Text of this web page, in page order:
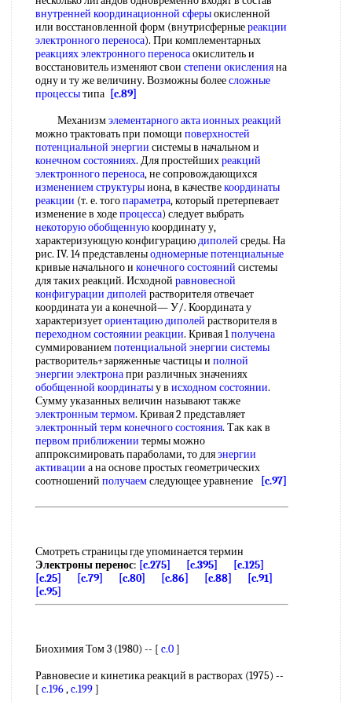
внутренней координационной сферыокисленной
или восстановленной форм (внутрисферныереакции
электронного переноса). При комплементарных
реакциях электронного переносаокислитель и
восстановитель изменяют свои степени окисленияна
одну и ту же величину. Возможны болеесложные
процессытипа [c.89]
Механизмэлементарного актаионных реакций
можно трактовать при помощи поверхностей
потенциальной энергии системы в начальном и
конечном состояниях. Для простейшихреакций
электронного переноса, не сопровождающихся
изменением структурыиона, в качествекоординаты
реакции (т. е. тогопараметра, который претерпевает
изменение в ходепроцесса) следует выбрать
некоторую обобщеннуюкоординату у,
характеризующую конфигурациюдиполей среды. На
рис. IV. 14 представленыодномерные потенциальные
кривые начального и конечного состояний системы
для таких реакций. Исходной равновесной
конфигурации диполей растворителя отвечает
координата уи а конечной— У/. Координата у
характеризуеториентацию диполей растворителя в
переходном состоянии реакции. Кривая 1получена
суммированиемпотенциальной энергии системы
растворитель+заряженные частицы и полной
энергии электронапри различных значениях
обобщенной координатыу в исходном состоянии.
Сумму указанных величин называют также
электронным термом. Кривая 2 представляет
электронный термконечного состояния. Так как в
первом приближении термы можно
аппроксимировать параболами, то дляэнергии
активации а на основе простых геометрических
соотношений получаемследующее уравнение [c.97]
Смотреть страницы где упоминается термин
Электроны перенос: [c.275] [c.395]
[c.125]
[c.25]
[c.79] [c.80] [c.86] [c.88]
[c.91]
[c.95]
Биохимия Том 3 (1980) -- [ c.0]
Равновесие и кинетика реакций в растворах (1975) --
[ c.196,c.199]